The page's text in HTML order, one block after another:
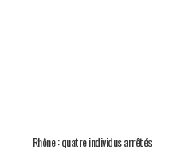
Rhône : quatre individus arrêtés